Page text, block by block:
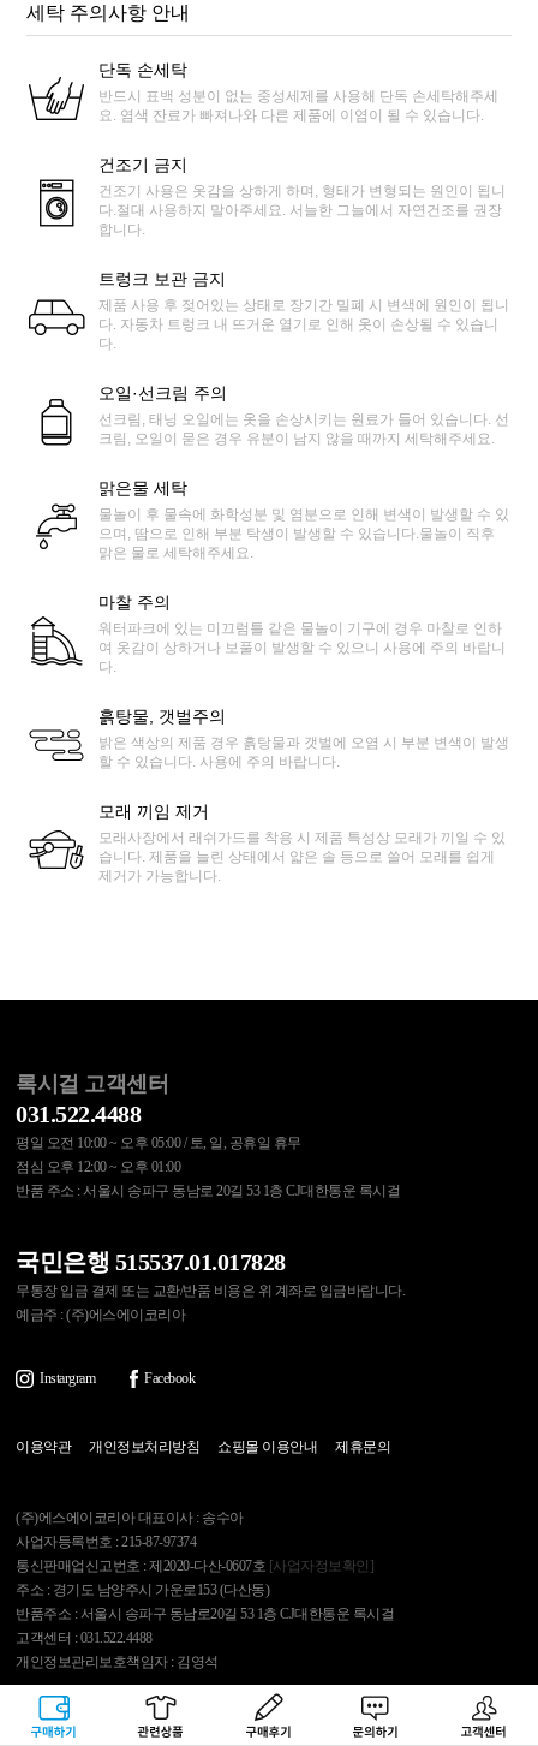
구매하기 관련상품 상품후기 문의하기 고객센터
세탁 주의사항 안내
단독 손세탁
반드시 표백 성분이 없는 중성세제를 사용해 단독 손세탁해주세
요. 염색 잔료가 빠져나와 다른 제품에 이염이 될 수 있습니다.
건조기 금지
건조기 사용은 옷감을 상하게 하며, 형태가 변형되는 원인이 됩니
다.절대 사용하지 말아주세요. 서늘한 그늘에서 자연건조를 권장
합니다.
트렁크 보관 금지
제품 사용 후 젖어있는 상태로 장기간 밀폐 시 변색에 원인이 됩니
다. 자동차 트렁크 내 뜨거운 열기로 인해 옷이 손상될 수 있습니
다.
오일·선크림 주의
선크림, 태닝 오일에는 옷을 손상시키는 원료가 들어 있습니다. 선
크림, 오일이 묻은 경우 유분이 남지 않을 때까지 세탁해주세요.
맑은물 세탁
물놀이 후 물속에 화학성분 및 염분으로 인해 변색이 발생할 수 있
으며, 땀으로 인해 부분 탁생이 발생할 수 있습니다.물놀이 직후
맑은 물로 세탁해주세요.
마찰 주의
워터파크에 있는 미끄럼틀 같은 물놀이 기구에 경우 마찰로 인하
여 옷감이 상하거나 보풀이 발생할 수 있으니 사용에 주의 바랍니
다.
흙탕물, 갯벌주의
밝은 색상의 제품 경우 흙탕물과 갯벌에 오염 시 부분 변색이 발생
할 수 있습니다. 사용에 주의 바랍니다.
모래 끼임 제거
모래사장에서 래쉬가드를 착용 시 제품 특성상 모래가 끼일 수 있
습니다. 제품을 늘린 상태에서 얇은 솔 등으로 쓸어 모래를 쉽게
제거가 가능합니다.
록시걸 고객센터
031.522.4488
평일 오전 10:00 ~ 오후 05:00 / 토, 일, 공휴일 휴무
점심 오후 12:00 ~ 오후 01:00
반품 주소 : 서울시 송파구 동남로 20길 53 1층 CJ대한통운 록시걸
국민은행 515537.01.017828
무통장 입금 결제 또는 교환/반품 비용은 위 계좌로 입금바랍니다.
예금주 : (주)에스에이코리아
Instargram Facebook
이용약관 개인정보처리방침 쇼핑몰 이용안내 제휴문의
(주)에스에이코리아 대표이사 : 송수아
사업자등록번호 : 215-87-97374
통신판매업신고번호 : 제2020-다산-0607호 [사업자정보확인]
주소 : 경기도 남양주시 가운로153 (다산동)
반품주소 : 서울시 송파구 동남로20길 53 1층 CJ대한통운 록시걸
고객센터 : 031.522.4488
개인정보관리보호책임자 : 김영석
Copyright 2007 Roxygirl.tv Inc. All rights reserved.